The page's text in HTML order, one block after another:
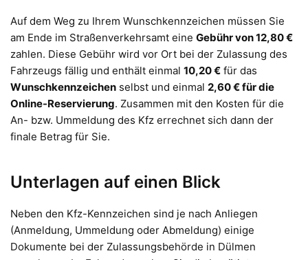
Auf dem Weg zu Ihrem Wunschkennzeichen müssen Sie
am Ende im Straßenverkehrsamt eine Gebühr von 12,80 €
zahlen. Diese Gebühr wird vor Ort bei der Zulassung des
Fahrzeugs fällig und enthält einmal 10,20 € für das
Wunschkennzeichen selbst und einmal 2,60 € für die
Online-Reservierung. Zusammen mit den Kosten für die
An- bzw. Ummeldung des Kfz errechnet sich dann der
finale Betrag für Sie.
Unterlagen auf einen Blick
Neben den Kfz-Kennzeichen sind je nach Anliegen
(Anmeldung, Ummeldung oder Abmeldung) einige
Dokumente bei der Zulassungsbehörde in Dülmen